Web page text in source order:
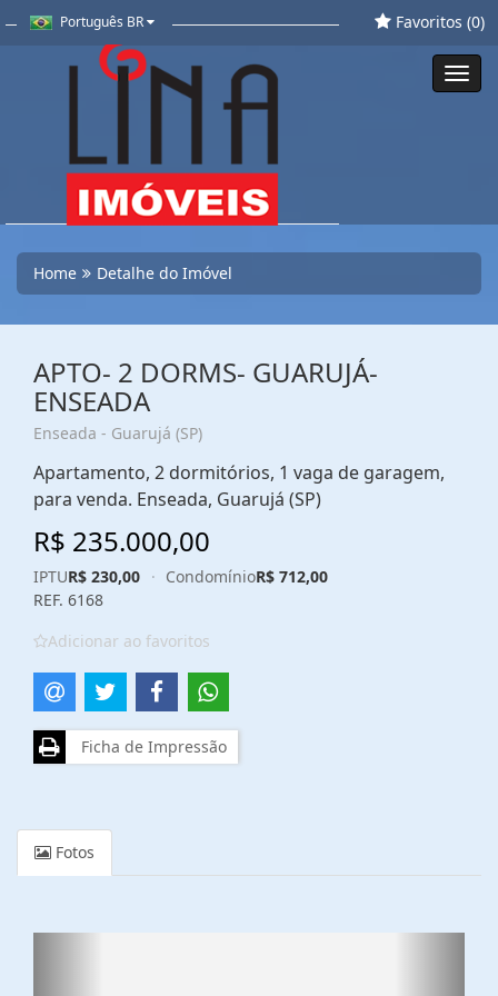
Português BR Favoritos (0)
Home Detalhe do Imóvel
APTO- 2 DORMS- GUARUJÁ-
ENSEADA
Enseada - Guarujá (SP)
Apartamento, 2 dormitórios, 1 vaga de garagem,
para venda. Enseada, Guarujá (SP)
R$ 235.000,00
IPTUR$ 230,00 · CondomínioR$ 712,00
REF. 6168
Adicionar ao favoritos
Ficha de Impressão
Fotos